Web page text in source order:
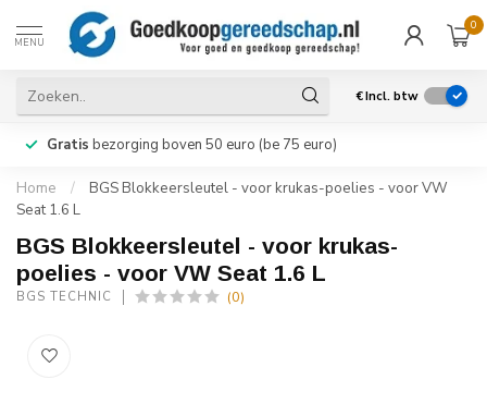
MENU
0
€Incl. btw
Gratis bezorging boven 50 euro (be 75 euro)
Home /
BGS Blokkeersleutel - voor krukas-poelies - voor VW
Seat 1.6 L
BGS Blokkeersleutel - voor krukas-
poelies - voor VW Seat 1.6 L
BGS TECHNIC (0)